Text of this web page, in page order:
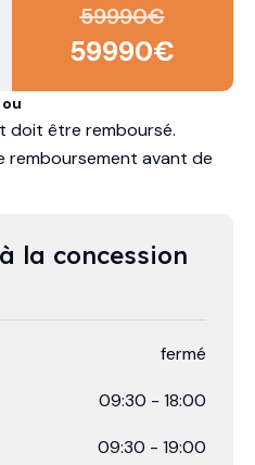
59990€
59990€
ou
doit être remboursé.
remboursement avant de
la concession
fermé
09:30 - 18:00
09:30 - 19:00